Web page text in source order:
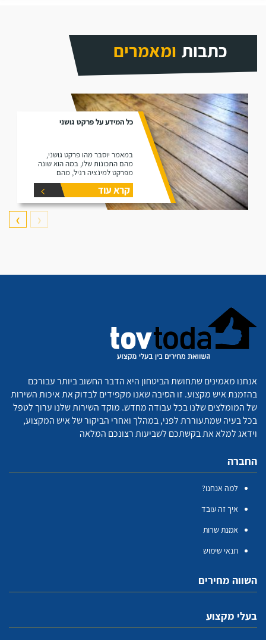
כתבות ומאמרים
כל המידע על פרקט גושני
במאמר יוסבר מהו פרקט גושני,
מהם התכונות שלו, במה הוא שונה
מפרקט למינציה רגיל, מהם
היתרונות שלו ומהם החסרונות שלו.
קרא עוד
❮
❯
אנחנו מאמינים שתחושת הביטחון היא הדבר החשוב ביותר עבורכם
בהזמנת איש מקצוע. זו הסיבה שאנו מקפידים לבדוק את איכות השירות
של המומלצים שלנו בכל עבודה מחדש. מוקד השירות שלנו ערוך לטפל
בכל בעיה שמתעוררת לפני, במהלך ואחרי הביקור של איש המקצוע,
וידאג למלא את בקשתכם לשביעות רצונכם המלאה
החברה
למה אנחנו?
איך זה עובד
אמנת שרות
תנאי שימוש
השווה מחירים
בעלי מקצוע